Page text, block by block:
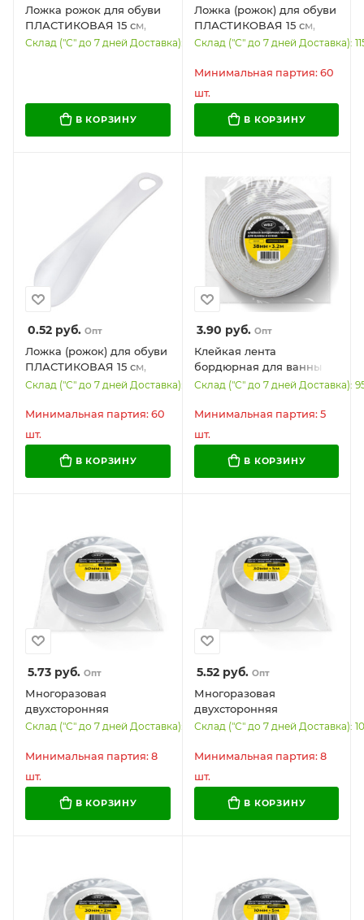
Ложка рожок для обуви
ПЛАСТИКОВАЯ 15 см,
БЕЛАЯ, КОМПЛЕКТ 100
Склад ("С" до 7 дней Доставка): 249
В КОРЗИНУ
Ложка (рожок) для обуви
ПЛАСТИКОВАЯ 15 см,
ЧЕРНАЯ, WBZ (ВБЗ)
Склад ("С" до 7 дней Доставка):
Минимальная партия: 60
шт.
В КОРЗИНУ
0.52 руб. Опт
Ложка (рожок) для обуви
ПЛАСТИКОВАЯ 15 см,
БЕЛАЯ, WBZ (ВБЗ)
Склад ("С" до 7 дней Доставка): 13082
Минимальная партия: 60
шт.
В КОРЗИНУ
3.90 руб. Опт
Клейкая лента
бордюрная для ванны и
кухни 38 мм х 3,2 м,
WBZ, 700430
Склад ("С" до 7 дней Доставка):
Минимальная партия: 5
шт.
В КОРЗИНУ
5.73 руб. Опт
Многоразовая
двухсторонняя
прозрачная крепежная
м x 5 см, толщина 1 мм,
Склад ("С" до 7 дней Доставка): 5445
Минимальная партия: 8
шт.
В КОРЗИНУ
5.52руб. Опт
Многоразовая
двухсторонняя
прозрачная крепежная
м x 3 см, толщина 1 мм,
Склад ("С" до 7 дней Доставка):
Минимальная партия: 8
шт.
В КОРЗИНУ